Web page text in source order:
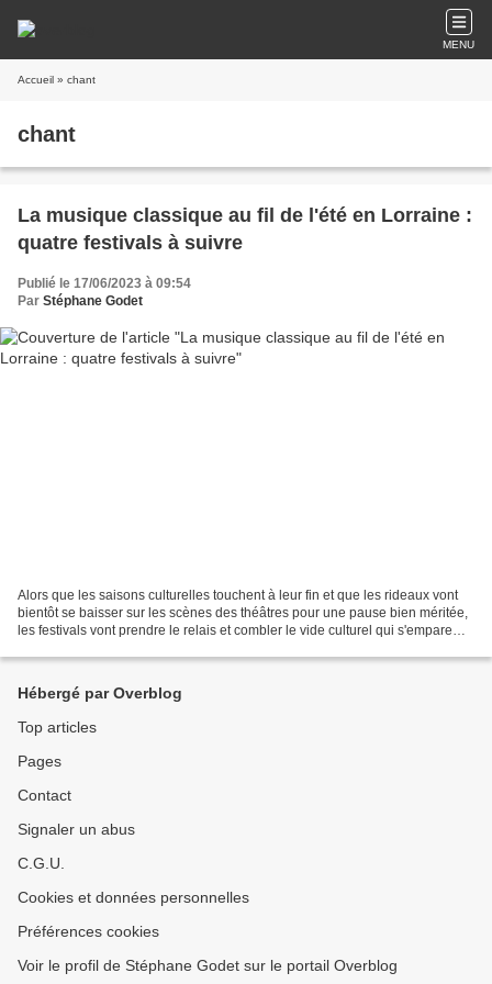
MENU
Accueil » chant
chant
La musique classique au fil de l'été en Lorraine :
quatre festivals à suivre
Publié le 17/06/2023 à 09:54
Par Stéphane Godet
Alors que les saisons culturelles touchent à leur fin et que les rideaux vont
bientôt se baisser sur les scènes des théâtres pour une pause bien méritée,
les festivals vont prendre le relais et combler le vide culturel qui s'empare
Hébergé par Overblog
Top articles
Pages
Contact
Signaler un abus
C.G.U.
Cookies et données personnelles
Préférences cookies
Voir le profil de Stéphane Godet sur le portail Overblog